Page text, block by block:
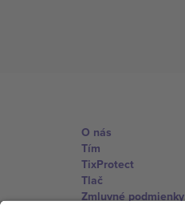
O nás
Tím
TixProtect
Tlač
Zmluvné podmienky